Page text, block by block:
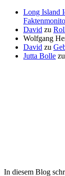
Long Island
David zu
Wolfgang
David zu
Jutta Bolle zu
In diesem Blog